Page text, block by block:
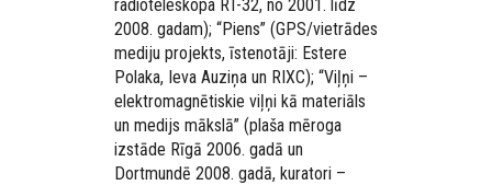
radioteleskopa RT-32, no 2001. līdz
2008. gadam); “Piens” (GPS/vietrādes
mediju projekts, īstenotāji: Estere
Polaka, Ieva Auziņa un RIXC); “Viļņi –
elektromagnētiskie viļņi kā materiāls
un medijs mākslā” (plaša mēroga
izstāde Rīgā 2006. gadā un
Dortmundē 2008. gadā, kuratori –